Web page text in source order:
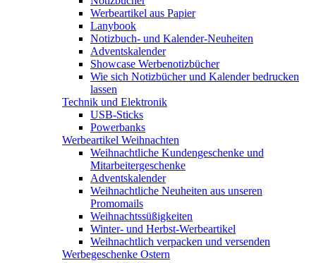
Werbeartikel aus Papier
Lanybook
Notizbuch- und Kalender-Neuheiten
Adventskalender
Showcase Werbenotizbücher
Wie sich Notizbücher und Kalender bedrucken
lassen
Technik und Elektronik
USB-Sticks
Powerbanks
Werbeartikel Weihnachten
Weihnachtliche Kundengeschenke und
Mitarbeitergeschenke
Adventskalender
Weihnachtliche Neuheiten aus unseren
Promomails
Weihnachtssüßigkeiten
Winter- und Herbst-Werbeartikel
Weihnachtlich verpacken und versenden
Werbegeschenke Ostern